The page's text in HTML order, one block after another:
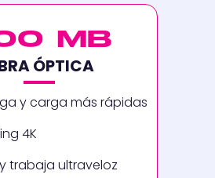
MB
ÓPTICA
y carga más rápidas
4K
trabaja ultraveloz